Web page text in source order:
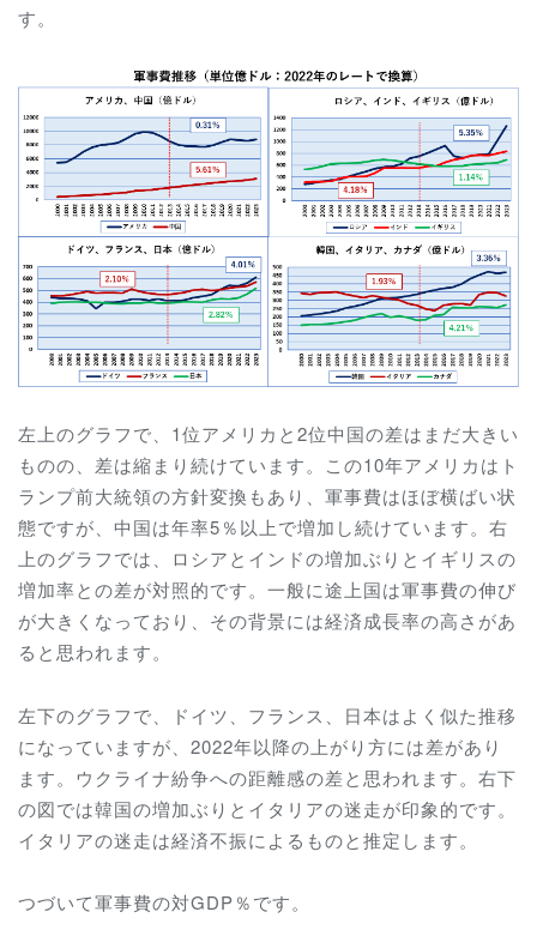
す。
左上のグラフで、1位アメリカと2位中国の差はまだ大きい
ものの、差は縮まり続けています。この10年アメリカはト
ランプ前大統領の方針変換もあり、軍事費はほぼ横ばい状
態ですが、中国は年率5％以上で増加し続けています。右
上のグラフでは、ロシアとインドの増加ぶりとイギリスの
増加率との差が対照的です。一般に途上国は軍事費の伸び
が大きくなっており、その背景には経済成長率の高さがあ
ると思われます。
左下のグラフで、ドイツ、フランス、日本はよく似た推移
になっていますが、2022年以降の上がり方には差があり
ます。ウクライナ紛争への距離感の差と思われます。右下
の図では韓国の増加ぶりとイタリアの迷走が印象的です。
イタリアの迷走は経済不振によるものと推定します。
つづいて軍事費の対GDP％です。